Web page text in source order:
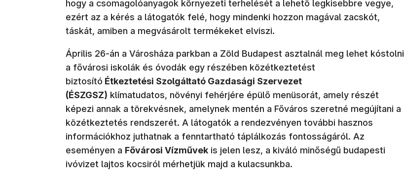
hogy a csomagolóanyagok környezeti terhelését a lehető legkisebbre vegye,
ezért az a kérés a látogatók felé, hogy mindenki hozzon magával zacskót,
táskát, amiben a megvásárolt termékeket elviszi.
Április 26-án a Városháza parkban a Zöld Budapest asztalnál meg lehet kóstolni
a fővárosi iskolák és óvodák egy részében közétkeztetést
biztosító Étkeztetési Szolgáltató Gazdasági Szervezet
(ÉSZGSZ) klímatudatos, növényi fehérjére épülő menüsorát, amely részét
képezi annak a törekvésnek, amelynek mentén a Főváros szeretné megújítani a
közétkeztetés rendszerét. A látogatók a rendezvényen további hasznos
információkhoz juthatnak a fenntartható táplálkozás fontosságáról. Az
eseményen a Fővárosi Vízművek is jelen lesz, a kiváló minőségű budapesti
ivóvizet lajtos kocsiról mérhetjük majd a kulacsunkba.